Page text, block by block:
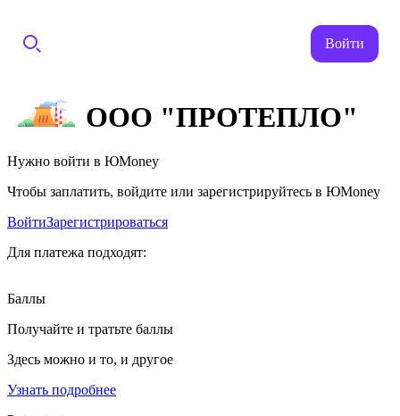
Войти
ООО "ПРОТЕПЛО"
Нужно войти в ЮMoney
Чтобы заплатить, войдите или зарегистрируйтесь в ЮMoney
ВойтиЗарегистрироваться
Для платежа подходят:
Баллы
Получайте и тратьте баллы
Здесь можно и то, и другое
Узнать подробнее